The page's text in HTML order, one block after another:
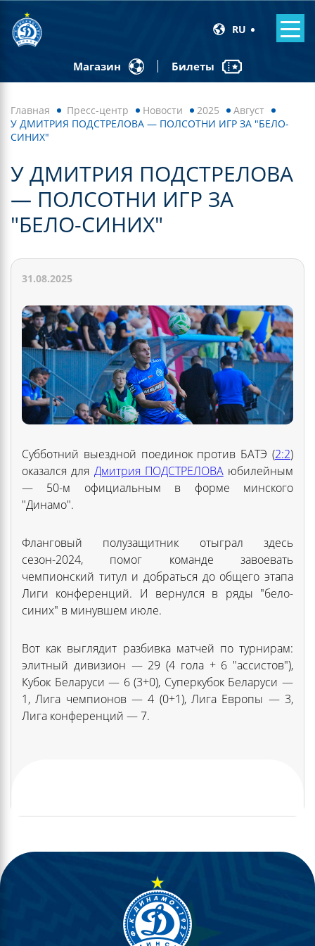
RU
Магазин Билеты
Главная Пресс-центр Новости 2025
Август
У ДМИТРИЯ ПОДСТРЕЛОВА — ПОЛСОТНИ ИГР ЗА "БЕЛО-
СИНИХ"
У ДМИТРИЯ ПОДСТРЕЛОВА
— ПОЛСОТНИ ИГР ЗА
"БЕЛО-СИНИХ"
31.08.2025
Субботний выездной поединок против БАТЭ (2:2)
оказался для Дмитрия ПОДСТРЕЛОВАюбилейным
— 50-м официальным в форме минского
"Динамо".
Фланговый полузащитник отыграл здесь
сезон-2024, помог команде завоевать
чемпионский титул и добраться до общего этапа
Лиги конференций. И вернулся в ряды "бело-
синих" в минувшем июле.
Вот как выглядит разбивка матчей по турнирам:
элитный дивизион — 29 (4 гола + 6 "ассистов"),
Кубок Беларуси — 6 (3+0), Суперкубок Беларуси —
1, Лига чемпионов — 4 (0+1), Лига Европы — 3,
Лига конференций — 7.